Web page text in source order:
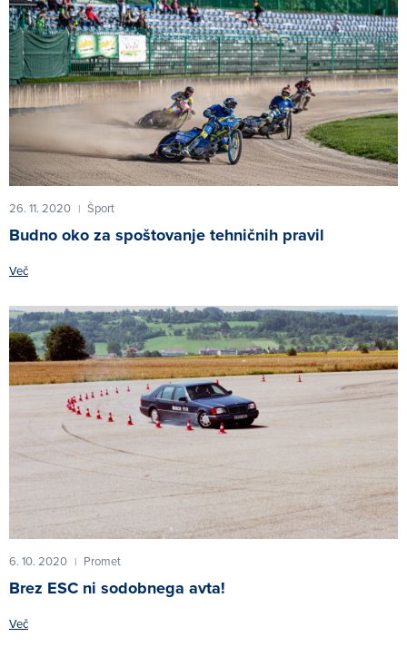
26. 11. 2020 | Šport
Budno oko za spoštovanje tehničnih pravil
Več
6. 10. 2020 | Promet
Brez ESC ni sodobnega avta!
Več